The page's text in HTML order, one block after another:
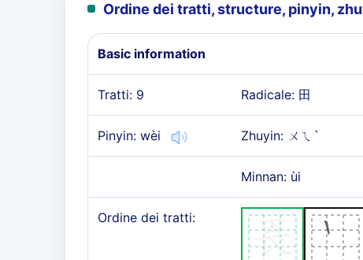
Ordine dei tratti, structure, pinyin,
Basic information
Tratti: 9 Radicale: 田
Pinyin: wèi Zhuyin: ㄨㄟˋ
Minnan: ùi
Ordine dei tratti: